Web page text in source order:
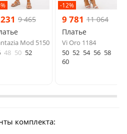
9 465
Mod 5150
48 50 52
-12%
9 781 11 064
Платье
Vi Oro 1184
50 52 54 56 58
60
комплекта: